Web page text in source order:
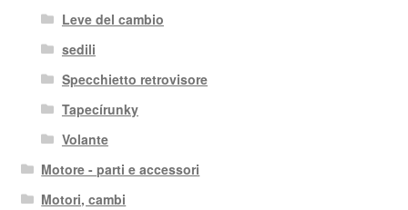
Leve del cambio
sedili
Specchietto retrovisore
Tapecírunky
Volante
Motore - parti e accessori
Motori, cambi